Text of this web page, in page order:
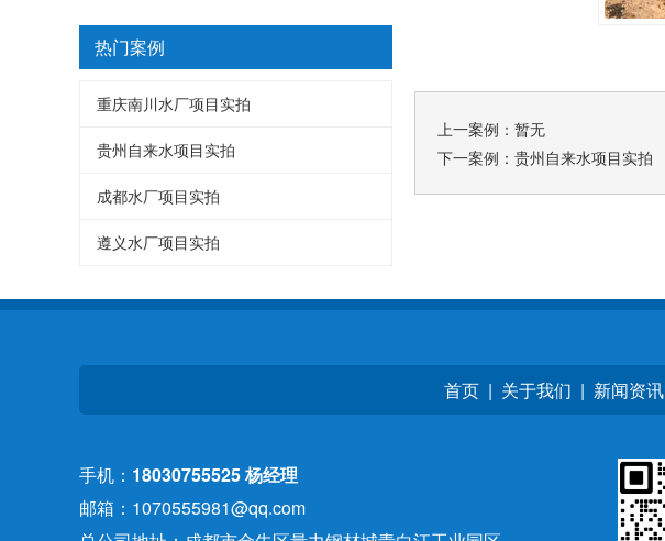
热门案例
重庆南川水厂项目实拍
贵州自来水项目实拍
成都水厂项目实拍
遵义水厂项目实拍
上一案例：暂无
下一案例： 贵州自来水项目实拍
首页 | 关于我们 | 新闻资讯
手机： 18030755525 杨经理
邮箱：1070555981@qq.com